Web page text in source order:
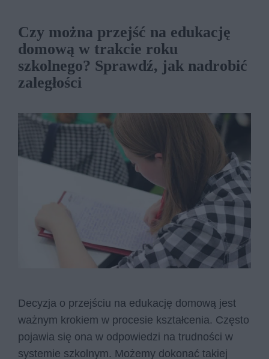
Czy można przejść na edukację
domową w trakcie roku
szkolnego? Sprawdź, jak nadrobić
zaległości
Decyzja o przejściu na edukację domową jest
ważnym krokiem w procesie kształcenia. Często
pojawia się ona w odpowiedzi na trudności w
systemie szkolnym. Możemy dokonać takiej